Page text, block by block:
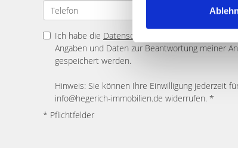
Ich habe die Datenschutzerklärung
Angaben und Daten zur Beantwortung meiner
gespeichert werden.
Hinweis: Sie können Ihre Einwilligung jederzeit
info@hegerich-immobilien.de widerrufen. *
* Pflichtfelder